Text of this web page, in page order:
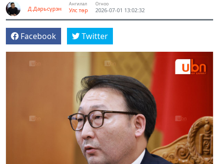
Д.Дарьсүрэн
Ангилал
Улс төр
Огноо
2026-07-01 13:02:32
Facebook Twitter